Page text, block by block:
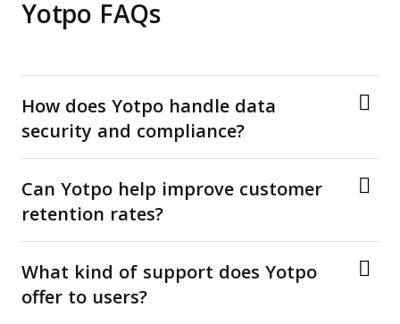
Yotpo FAQs
How does Yotpo handle data
security and compliance?
Can Yotpo help improve customer
retention rates?
What kind of support does Yotpo
offer to users?